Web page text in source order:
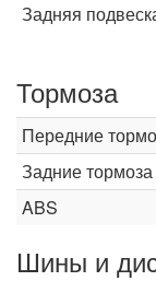
Задняя
Тормоза
Передние
Задние тормоза
ABS
Шины и